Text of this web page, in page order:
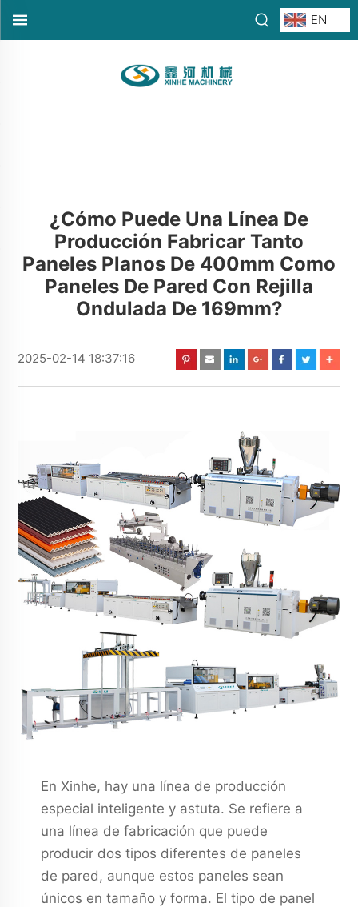
EN
¿Cómo Puede Una Línea De
Producción Fabricar Tanto
Paneles Planos De 400mm Como
Paneles De Pared Con Rejilla
Ondulada De 169mm?
2025-02-14 18:37:16
En Xinhe, hay una línea de producción
especial inteligente y astuta. Se refiere a
una línea de fabricación que puede
producir dos tipos diferentes de paneles
de pared, aunque estos paneles sean
únicos en tamaño y forma. El tipo de panel